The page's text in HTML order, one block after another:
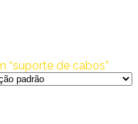
“suporte de cabos”